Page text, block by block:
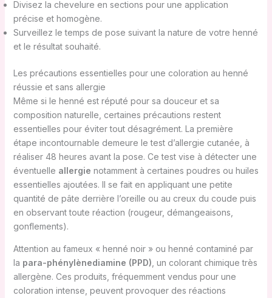
Divisez la chevelure en sections pour une application
précise et homogène.
Surveillez le temps de pose suivant la nature de votre henné
et le résultat souhaité.
Les précautions essentielles pour une coloration au henné
réussie et sans allergie
Même si le henné est réputé pour sa douceur et sa
composition naturelle, certaines précautions restent
essentielles pour éviter tout désagrément. La première
étape incontournable demeure le test d’allergie cutanée, à
réaliser 48 heures avant la pose. Ce test vise à détecter une
éventuelle allergie notamment à certaines poudres ou huiles
essentielles ajoutées. Il se fait en appliquant une petite
quantité de pâte derrière l’oreille ou au creux du coude puis
en observant toute réaction (rougeur, démangeaisons,
gonflements).
Attention au fameux « henné noir » ou henné contaminé par
la para-phénylènediamine (PPD) , un colorant chimique très
allergène. Ces produits, fréquemment vendus pour une
coloration intense, peuvent provoquer des réactions